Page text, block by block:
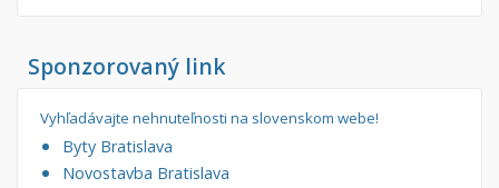
Sponzorovaný link
Vyhľadávajte nehnuteľnosti na slovenskom webe!
Byty Bratislava
Novostavba Bratislava